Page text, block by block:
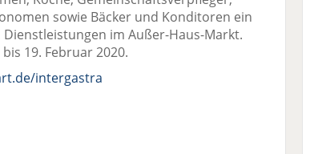
sowie Bäcker und Konditoren ein
im Außer-Haus-Markt.
19. Februar 2020.
intergastra